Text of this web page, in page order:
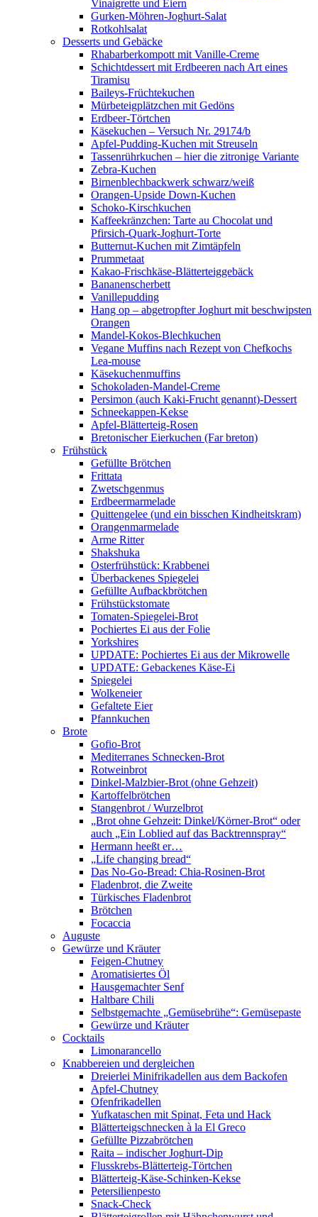
Vinaigrette und Eiern
Gurken-Möhren-Joghurt-Salat
Rotkohlsalat
Desserts und Gebäcke
Rhabarberkompott mit Vanille-Creme
Schichtdessert mit Erdbeeren nach Art eines
Tiramisu
Baileys-Früchtekuchen
Mürbeteigplätzchen mit Gedöns
Erdbeer-Törtchen
Käsekuchen – Versuch Nr. 29174/b
Apfel-Pudding-Kuchen mit Streuseln
Tassenrührkuchen – hier die zitronige Variante
Zebra-Kuchen
Birnenblechbackwerk schwarz/weiß
Orangen-Upside Down-Kuchen
Schoko-Kirschkuchen
Kaffeekränzchen: Tarte au Chocolat und
Pfirsich-Quark-Joghurt-Torte
Butternut-Kuchen mit Zimtäpfeln
Prummetaat
Kakao-Frischkäse-Blätterteiggebäck
Bananenscherbett
Vanillepudding
Hang op – abgetropfter Joghurt mit beschwipsten
Orangen
Mandel-Kokos-Blechkuchen
Vegane Muffins nach Rezept von Chefkochs
Lea-mouse
Käsekuchenmuffins
Schokoladen-Mandel-Creme
Persimon (auch Kaki-Frucht genannt)-Dessert
Schneekappen-Kekse
Apfel-Blätterteig-Rosen
Bretonischer Eierkuchen (Far breton)
Frühstück
Gefüllte Brötchen
Frittata
Zwetschgenmus
Erdbeermarmelade
Quittengelee (und ein bisschen Kindheitskram)
Orangenmarmelade
Arme Ritter
Shakshuka
Osterfrühstück: Krabbenei
Überbackenes Spiegelei
Gefüllte Aufbackbrötchen
Frühstückstomate
Tomaten-Spiegelei-Brot
Pochiertes Ei aus der Folie
Yorkshires
UPDATE: Pochiertes Ei aus der Mikrowelle
UPDATE: Gebackenes Käse-Ei
Spiegelei
Wolkeneier
Gefaltete Eier
Pfannkuchen
Brote
Gofio-Brot
Mediterranes Schnecken-Brot
Rotweinbrot
Dinkel-Malzbier-Brot (ohne Gehzeit)
Kartoffelbrötchen
Stangenbrot / Wurzelbrot
„Brot ohne Gehzeit: Dinkel/Körner-Brot“ oder
auch „Ein Loblied auf das Backtrennspray“
Hermann heeßt er…
„Life changing bread“
Das No-Go-Bread: Chia-Rosinen-Brot
Fladenbrot, die Zweite
Türkisches Fladenbrot
Brötchen
Focaccia
Auguste
Gewürze und Kräuter
Feigen-Chutney
Aromatisiertes Öl
Hausgemachter Senf
Haltbare Chili
Selbstgemachte „Gemüsebrühe“: Gemüsepaste
Gewürze und Kräuter
Cocktails
Limonarancello
Knabbereien und dergleichen
Dreierlei Minifrikadellen aus dem Backofen
Apfel-Chutney
Ofenfrikadellen
Yufkataschen mit Spinat, Feta und Hack
Blätterteigschnecken à la El Greco
Gefüllte Pizzabrötchen
Raita – indischer Joghurt-Dip
Flusskrebs-Blätterteig-Törtchen
Blätterteig-Käse-Schinken-Kekse
Petersilienpesto
Snack-Check